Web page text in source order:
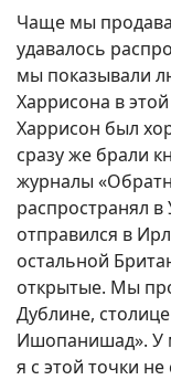
Чаще мы
удавалось
мы показывали
Харрисона в
Харрисон был
сразу же брали
журналы
распространял в
отправился в
остальной
открытые. Мы
Дублине,
Ишопанишад». У
я с этой точки